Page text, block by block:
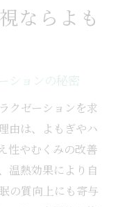
ならよも
ションの秘密
クゼーションを求
由は、よもぎやハ
性やむくみの改善
温熱効果により自
の質向上にも寄与